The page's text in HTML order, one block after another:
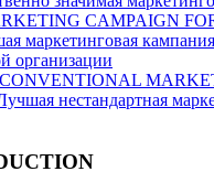
CAMPAIGN
маркетинговая
организации
нестандартная